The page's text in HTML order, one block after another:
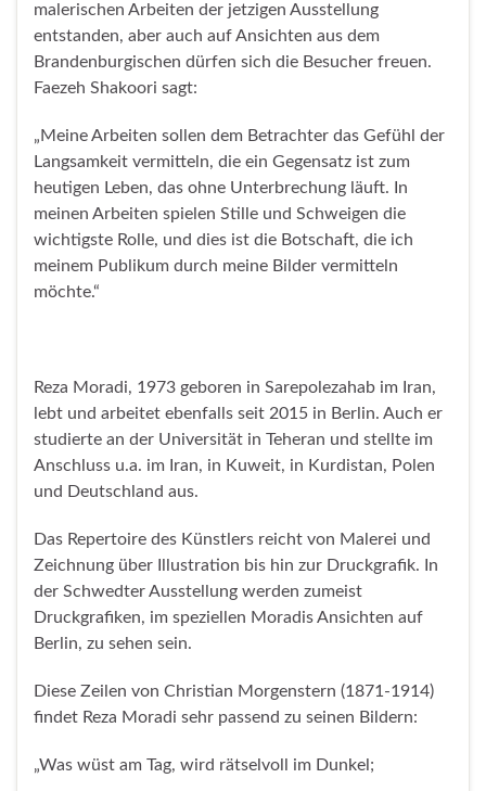
malerischen Arbeiten der jetzigen Ausstellung
entstanden, aber auch auf Ansichten aus dem
Brandenburgischen dürfen sich die Besucher freuen.
Faezeh Shakoori sagt:
„Meine Arbeiten sollen dem Betrachter das Gefühl der
Langsamkeit vermitteln, die ein Gegensatz ist zum
heutigen Leben, das ohne Unterbrechung läuft. In
meinen Arbeiten spielen Stille und Schweigen die
wichtigste Rolle, und dies ist die Botschaft, die ich
meinem Publikum durch meine Bilder vermitteln
möchte.“
Reza Moradi, 1973 geboren in Sarepolezahab im Iran,
lebt und arbeitet ebenfalls seit 2015 in Berlin. Auch er
studierte an der Universität in Teheran und stellte im
Anschluss u.a. im Iran, in Kuweit, in Kurdistan, Polen
und Deutschland aus.
Das Repertoire des Künstlers reicht von Malerei und
Zeichnung über Illustration bis hin zur Druckgrafik. In
der Schwedter Ausstellung werden zumeist
Druckgrafiken, im speziellen Moradis Ansichten auf
Berlin, zu sehen sein.
Diese Zeilen von Christian Morgenstern (1871-1914)
findet Reza Moradi sehr passend zu seinen Bildern:
„Was wüst am Tag, wird rätselvoll im Dunkel;